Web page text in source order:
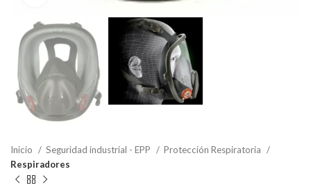
Inicio Seguridad industrial - EPP
Protección Respiratoria
Respiradores